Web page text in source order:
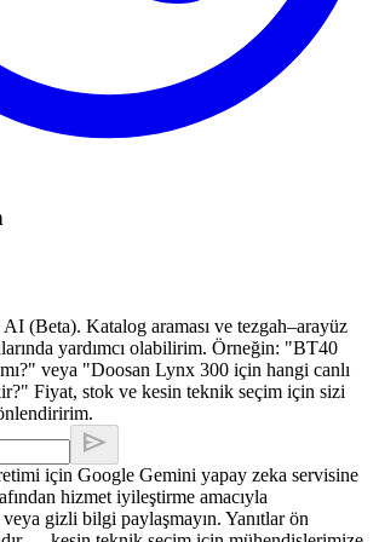
(Beta). Katalog araması ve tezgah–arayüz
yardımcı olabilirim. Örneğin: "BT40
veya "Doosan Lynx 300 için hangi canlı
Fiyat, stok ve kesin teknik seçim için sizi
send
için Google Gemini yapay zeka servisine
hizmet iyileştirme amacıyla
gizli bilgi paylaşmayın. Yanıtlar ön